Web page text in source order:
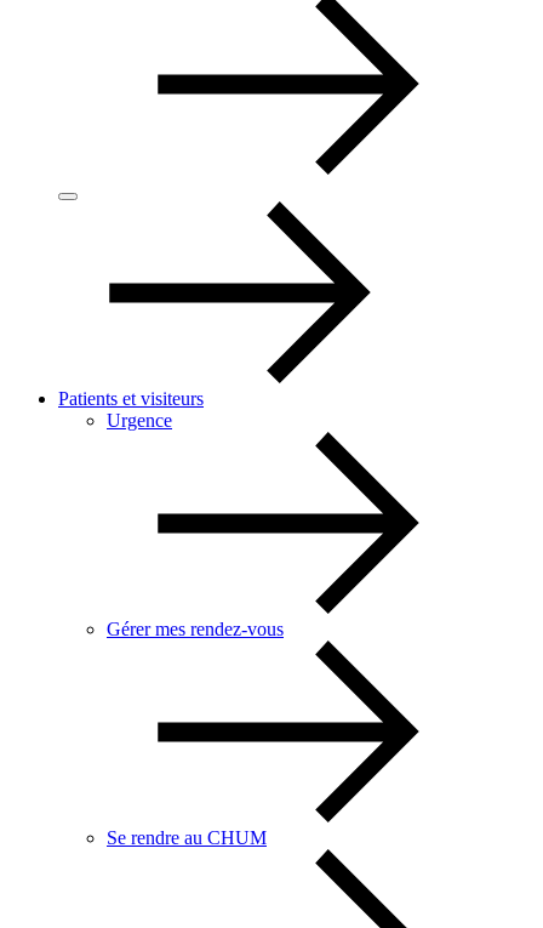
Patients et visiteurs
Urgence
Gérer mes rendez-vous
Se rendre au CHUM